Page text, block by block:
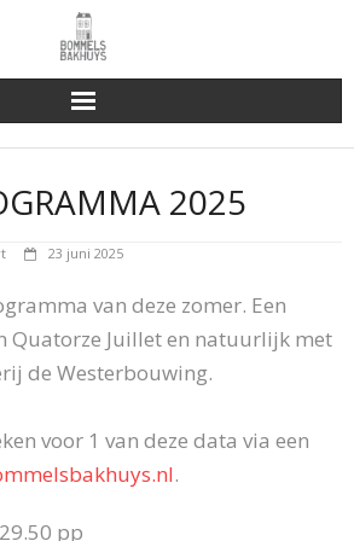
heden toekomst
2025
23 juni 2025
van deze zomer. Een
Quatorze Juillet en natuurlijk met
de Westerbouwing.
voor 1 van deze data via een
.
pp